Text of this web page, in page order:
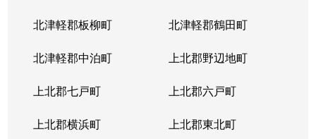
北津軽郡板柳町 北津軽郡鶴田町
北津軽郡中泊町 上北郡野辺地町
上北郡七戸町 上北郡六戸町
上北郡横浜町 上北郡東北町